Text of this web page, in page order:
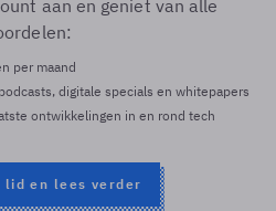
aan en geniet van alle
per maand
digitale specials en whitepapers
ontwikkelingen in en rond tech
lid en lees verder